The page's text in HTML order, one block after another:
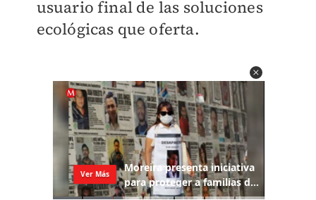
usuario final de las soluciones
ecológicas que oferta.